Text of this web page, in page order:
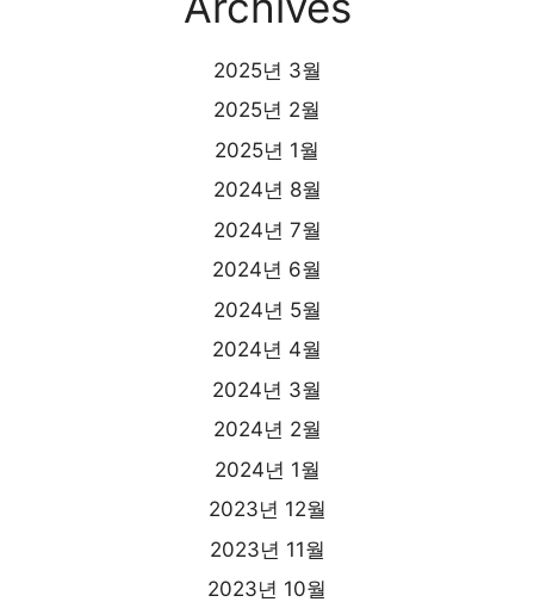
2025년 3월
2025년 2월
2025년 1월
2024년 8월
2024년 7월
2024년 6월
2024년 5월
2024년 4월
2024년 3월
2024년 2월
2024년 1월
2023년 12월
2023년 11월
2023년 10월